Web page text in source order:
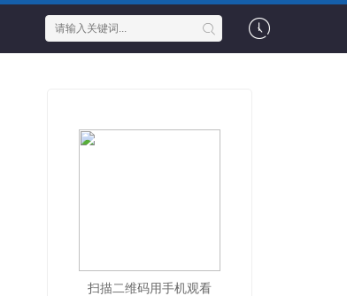
扫描二维码用手机观看